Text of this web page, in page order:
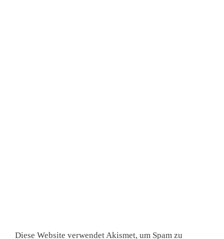
Diese Website verwendet Akismet, um Spam zu